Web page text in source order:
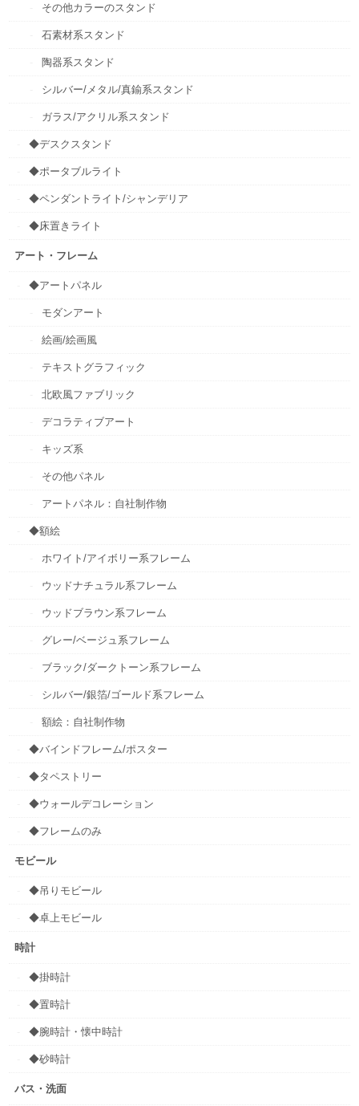
その他カラーのスタンド
石素材系スタンド
陶器系スタンド
シルバー/メタル/真鍮系スタンド
ガラス/アクリル系スタンド
◆デスクスタンド
◆ポータブルライト
◆ペンダントライト/シャンデリア
◆床置きライト
アート・フレーム
◆アートパネル
モダンアート
絵画/絵画風
テキストグラフィック
北欧風ファブリック
デコラティブアート
キッズ系
その他パネル
アートパネル：自社制作物
◆額絵
ホワイト/アイボリー系フレーム
ウッドナチュラル系フレーム
ウッドブラウン系フレーム
グレー/ベージュ系フレーム
ブラック/ダークトーン系フレーム
シルバー/銀箔/ゴールド系フレーム
額絵：自社制作物
◆バインドフレーム/ポスター
◆タペストリー
◆ウォールデコレーション
◆フレームのみ
モビール
◆吊りモビール
◆卓上モビール
時計
◆掛時計
◆置時計
◆腕時計・懐中時計
◆砂時計
バス・洗面